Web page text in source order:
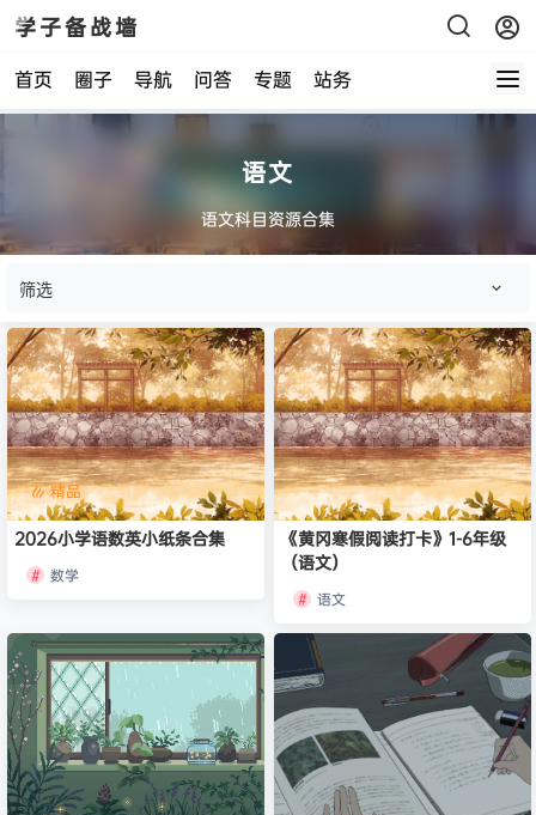
学子备战墙
首页 圈子 导航 问答 专题 站务
语文
语文科目资源合集
筛选
精品
2026小学语数英小纸条合集
数学
《黄冈寒假阅读打卡》1-6年级
（语文）
语文